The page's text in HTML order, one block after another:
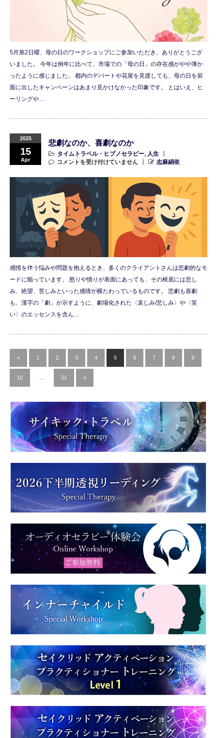
5月第2日曜、母の日のワークショップにご参加いただき、ありがとうござ
いました。 今年は例年に比べて、市場での「母の日」の存在感がやや薄か
ったように感じました。 都内のデパートや花屋を見渡しても、母の日を前
面に出したキャンペーンはあまり見かけなかった印象です。 とはいえ、ヒ
ーリングや…
2025
15
Apr
悲劇なのか、喜劇なのか
タイムトラベル・ヒプノセラピー, 人生
コメントを受け付けていません
志麻絹依
感情を伴う悩みや問題を抱えるとき、多くのクライアントさんは悲劇的なモ
ードに陥っています。 怒りや憤りが表面にあっても、その根底には悲し
み、絶望、苦しみといった感情が横たわっているものです。 悲劇も喜劇
も、漢字の「劇」が示すように、劇場化された〈哀しみ/悲しみ〉や〈笑
い〉のエッセンスを含ん…
« 1 2 3 4 5 6 7 8 9
10 … 31 »